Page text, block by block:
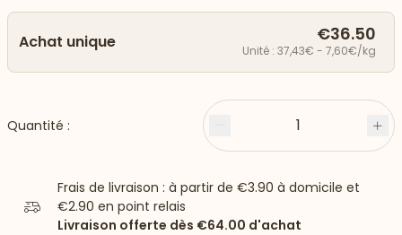
vers le bas
Achat unique €36.50
Unité : 37,43€ - 7,60€/kg
Quantité : Moins 1
Frais de livraison : à partir de €3.90 à domicile et
€2.90 en point relais
Livraison offerte dès €64.00 d'achat